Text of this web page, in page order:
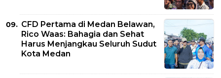
CFD Pertama di Medan Belawan,
Rico Waas: Bahagia dan Sehat
Harus Menjangkau Seluruh Sudut
Kota Medan